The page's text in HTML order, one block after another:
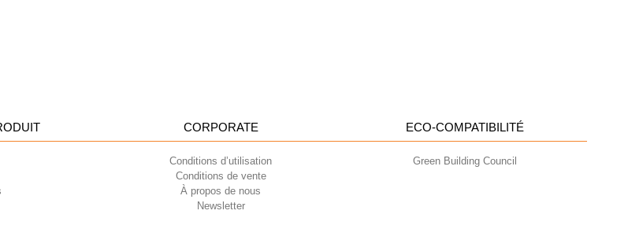
CORPORATE
Conditions d’utilisation
Conditions de vente
À propos de nous
Newsletter
ECO-COMPATIBILITÉ
Green Building Council